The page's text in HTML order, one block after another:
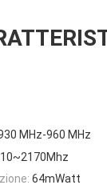
MHz-960 MHz
64mWatt